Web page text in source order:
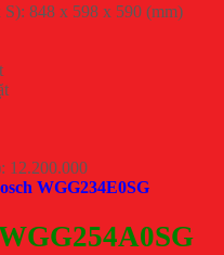
848 x 598 x 590 (mm)
12.200.000
WGG234E0SG